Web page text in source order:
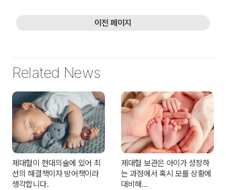
이전 페이지
Related News
제대혈이 현대의술에 있어 최
선의 해결책이자 방어책이라
생각합니다.
제대혈 보관은 아이가 성장하
는 과정에서 혹시 모를 상황에
대비해…